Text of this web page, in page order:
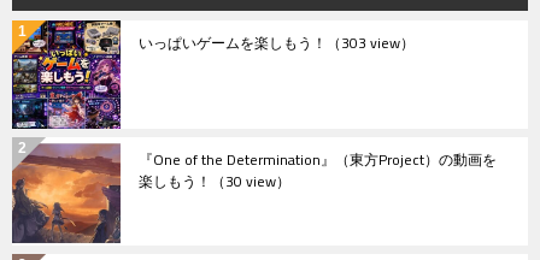
いっぱいゲームを楽しもう！ （303 view）
『One of the Determination』（東方Project）の動画を
楽しもう！ （30 view）